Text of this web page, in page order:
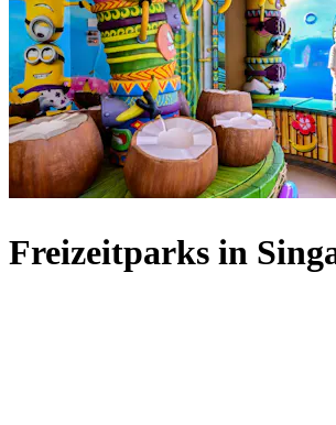
Freizeitparks in